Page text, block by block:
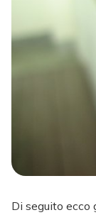
Di seguito